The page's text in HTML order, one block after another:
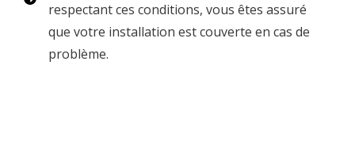
respectant ces conditions, vous êtes assuré
que votre installation est couverte en cas de
problème.